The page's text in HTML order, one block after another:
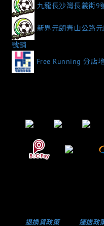
九龍長沙灣長義街9
新界元朗青山公路
號舖
Free Running 分店
退換貨政策 運送政